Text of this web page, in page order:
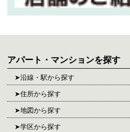
アパート・マンションを探す
沿線・駅から探す
住所から探す
地図から探す
学区から探す